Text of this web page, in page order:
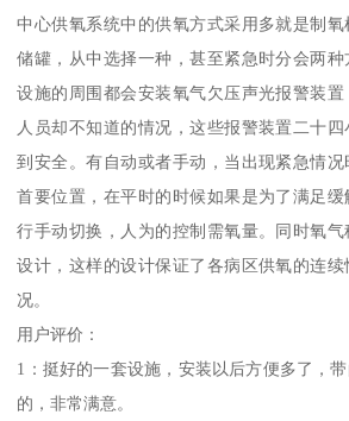
中心供氧系统中的供氧方式采用多就是制
储罐，从中选择一种，甚至紧急时分会两
设施的周围都会安装氧气欠压声光报警装
人员却不知道的情况，这些报警装置二十
到安全。有自动或者手动，当出现紧急情
首要位置，在平时的时候如果是为了满足
行手动切换，人为的控制需氧量。同时氧
设计，这样的设计保证了各病区供氧的连
况。
用户评价：
1：挺好的一套设施，安装以后方便多了，
的，非常满意。